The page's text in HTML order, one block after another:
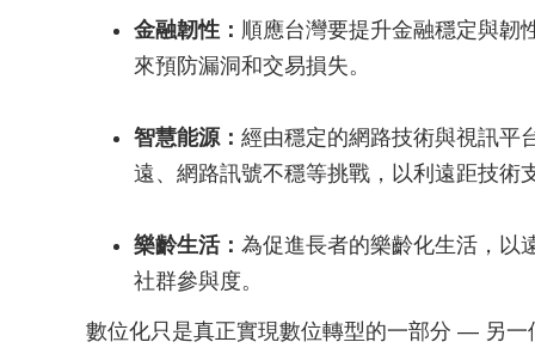
金融韌性： 順應台灣要提升金融穩定與韌
來預防漏洞和交易損失。
智慧能源： 經由穩定的網路技術與視訊平
遠、網路訊號不穩等挑戰，以利遠距技術
樂齡生活： 為促進長者的樂齡化生活，以
社群參與度。
數位化只是真正實現數位轉型的一部分 — 另一